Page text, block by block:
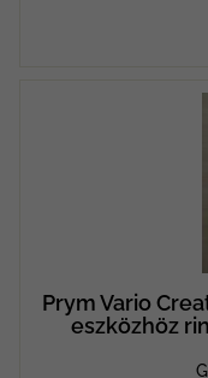
Prym Vario
eszközhöz